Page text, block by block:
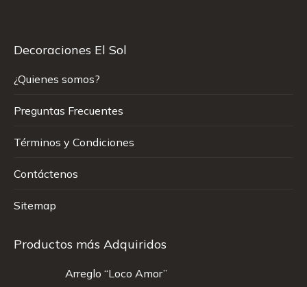
Decoraciones El Sol
¿Quienes somos?
Preguntas Frecuentes
Términos y Condiciones
Contáctenos
Sitemap
Productos más Adquiridos
Arreglo “Loco Amor”